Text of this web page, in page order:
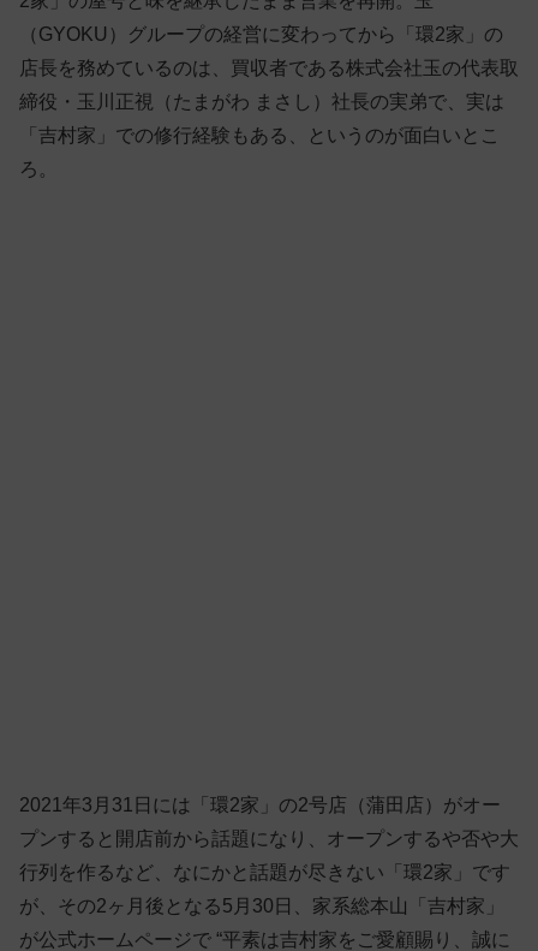
（GYOKU）グループの経営に変わってから「環2家」の
店長を務めているのは、買収者である株式会社玉の代表取
締役・玉川正視（たまがわ まさし）社長の実弟で、実は
「吉村家」での修行経験もある、というのが面白いとこ
ろ。
2021年3月31日には「環2家」の2号店（蒲田店）がオー
プンすると開店前から話題になり、オープンするや否や大
行列を作るなど、なにかと話題が尽きない「環2家」です
が、その2ヶ月後となる5月30日、家系総本山「吉村家」
が公式ホームページで “平素は吉村家をご愛顧賜り、誠に